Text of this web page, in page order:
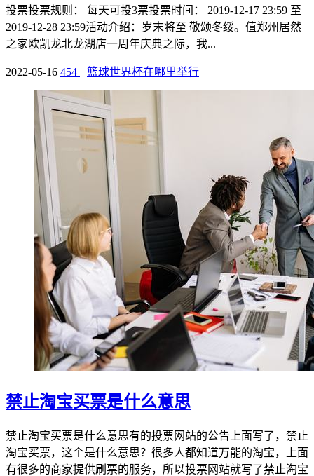
投票投票规则： 每天可投3票投票时间： 2019-12-17 23:59 至
2019-12-28 23:59活动介绍：岁末将至 敬颂冬绥。值郑州居然
之家欧凯龙北龙湖店一周年庆典之际，我...
2022-05-16 454 篮球世界杯在哪里举行
禁止淘宝买票是什么意思
禁止淘宝买票是什么意思有的投票网站的公告上面写了，禁止
淘宝买票，这个是什么意思？很多人都知道万能的淘宝，上面
有很多的商家提供刷票的服务，所以投票网站就写了禁止淘宝